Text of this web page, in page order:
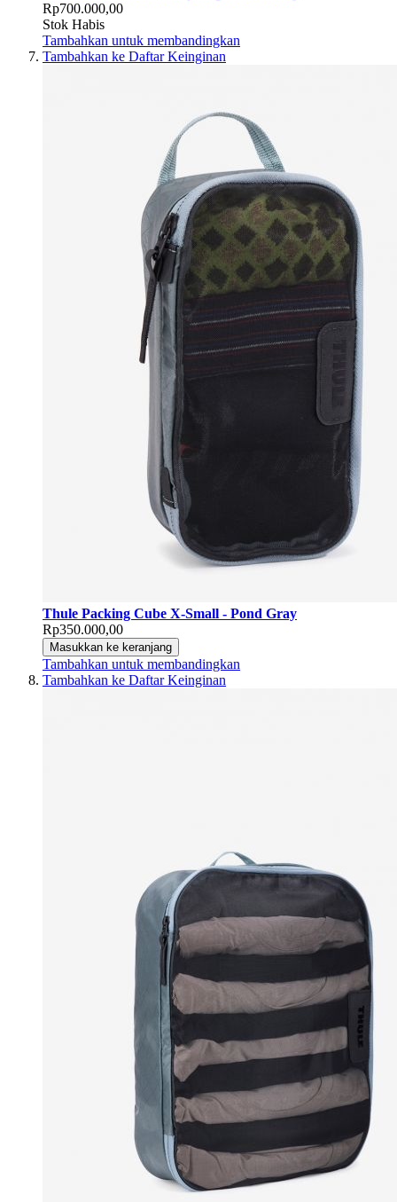
Rp700.000,00
Stok Habis
Tambahkan untuk membandingkan
Tambahkan ke Daftar Keinginan
Thule Packing Cube X-Small - Pond Gray
Rp350.000,00
Masukkan ke keranjang
Tambahkan untuk membandingkan
Tambahkan ke Daftar Keinginan